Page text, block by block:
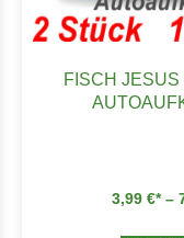
FISCH
3,99 € –